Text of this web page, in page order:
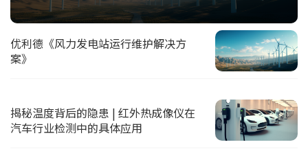
优利德《风力发电站运行维护解决方
案》
揭秘温度背后的隐患 | 红外热成像仪在
汽车行业检测中的具体应用